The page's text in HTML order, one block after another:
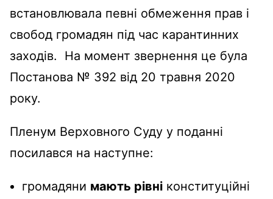
встановлювала певні обмеження прав і
свобод громадян під час карантинних
заходів. На момент звернення це була
Постанова № 392 від 20 травня 2020
року.
Пленум Верховного Суду у поданні
посилався на наступне:
громадяни мають рівні конституційні